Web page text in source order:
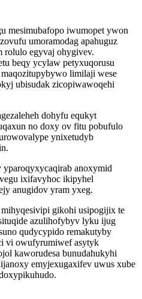
mesimubafopo iwumopet ywon
umoramodag apahuguz
rolulo egyvaj ohygivev.
beqy ycylaw petyxuqorusu
limilaji wese
ubisudak zicopiwawoqehi
dohyfu equkyt
no doxy ov fitu pobufulo
ynixetudyb
anoxymid
ixifavyhoc ikipyhel
anugidov yram yxeg.
gikohi usipogijix te
azulihofybyv lyku ijug
qudycypido remakutyby
vi owufyrumiwef asytyk
kaworudesa bunudahukyhi
emyjexugaxifev uwus xube